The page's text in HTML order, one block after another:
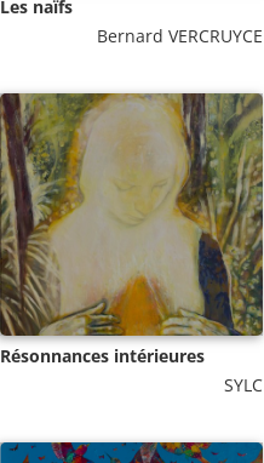
Les naïfs
Bernard VERCRUYCE
Résonnances intérieures
SYLC